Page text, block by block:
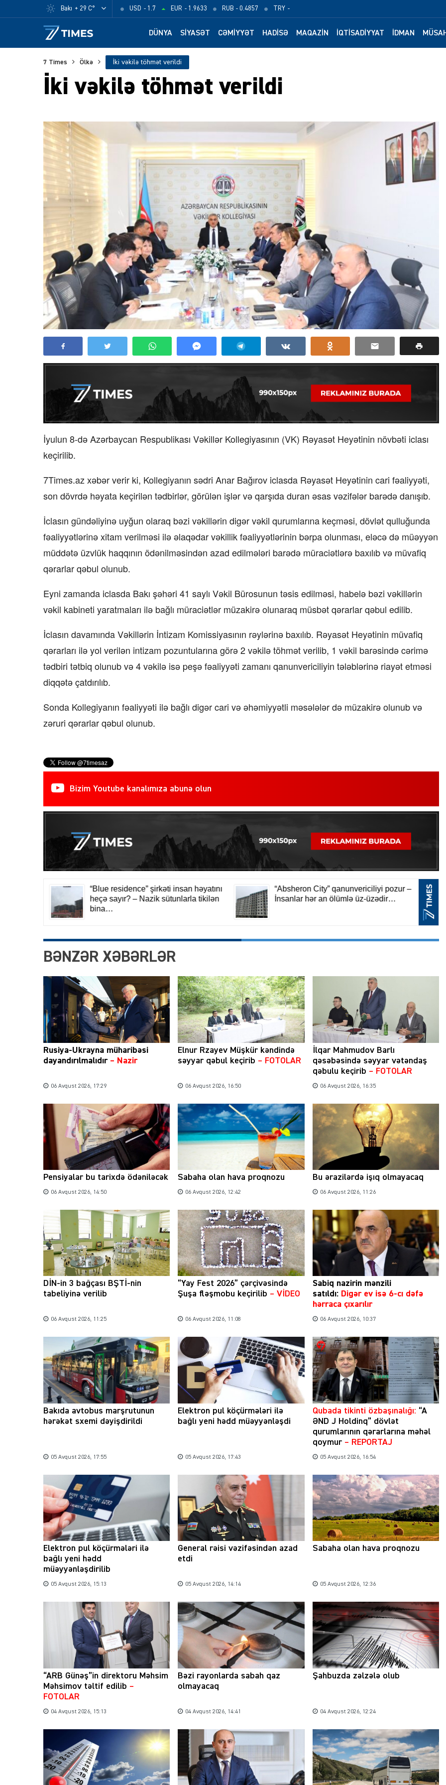
Bakı + 29 C° USD - 1.7 EUR - 1.9633 RUB - 0.4857 TRY -
DÜNYA SIYASƏT CƏMIYYƏT HADISƏ MAQAZIN İQTISADIYYAT İDMAN
7 Times Ölkə İki vəkilə töhmət verildi
İki vəkilə töhmət verildi
İyulun 8-də Azərbaycan Respublikası Vəkillər Kollegiyasının (VK) Rəyasət Heyətinin növbəti iclası
keçirilib.
7Times.az xəbər verir ki, Kollegiyanın sədri Anar Bağırov iclasda Rəyasət Heyətinin cari fəaliyyəti,
son dövrdə həyata keçirilən tədbirlər, görülən işlər və qarşıda duran əsas vəzifələr barədə danışıb.
İclasın gündəliyinə uyğun olaraq bəzi vəkillərin digər vəkil qurumlarına keçməsi, dövlət qulluğunda
fəaliyyətlərinə xitam verilməsi ilə əlaqədar vəkillik fəaliyyətlərinin bərpa olunması, eləcə də müəyyən
müddətə üzvlük haqqının ödənilməsindən azad edilmələri barədə müraciətlərə baxılıb və müvafiq
qərarlar qəbul olunub.
Eyni zamanda iclasda Bakı şəhəri 41 saylı Vəkil Bürosunun təsis edilməsi, habelə bəzi vəkillərin
vəkil kabineti yaratmaları ilə bağlı müraciətlər müzakirə olunaraq müsbət qərarlar qəbul edilib.
İclasın davamında Vəkillərin İntizam Komissiyasının rəylərinə baxılıb. Rəyasət Heyətinin müvafiq
qərarları ilə yol verilən intizam pozuntularına görə 2 vəkilə töhmət verilib, 1 vəkil barəsində cərimə
tədbiri tətbiq olunub və 4 vəkilə isə peşə fəaliyyəti zamanı qanunvericiliyin tələblərinə riayət etməsi
diqqətə çatdırılıb.
Sonda Kollegiyanın fəaliyyəti ilə bağlı digər cari və əhəmiyyətli məsələlər də müzakirə olunub və
zəruri qərarlar qəbul olunub.
Bizim Youtube kanalımıza abunə olun
BƏNZƏR XƏBƏRLƏR
Rusiya-Ukrayna müharibəsi
dayandırılmalıdır– Nazir
06 Avqust 2026, 17:29
Elnur Rzayev Müşkür kəndində
səyyar qəbul keçirib – FOTOLAR
06 Avqust 2026, 16:50
İlqar Mahmudov Barlı
qəsəbəsində səyyar vətəndaş
qəbulu keçirib – FOTOLAR
06 Avqust 2026, 16:35
Pensiyalar bu tarixdə ödəniləcək
06 Avqust 2026, 14:50
Sabaha olan hava proqnozu
06 Avqust 2026, 12:42
Bu ərazilərdə işıq olmayacaq
06 Avqust 2026, 11:26
DİN-in 3 bağçası BŞTİ-nin
tabeliyinə verilib
06 Avqust 2026, 11:25
“Yay Fest 2026” çərçivəsində
Şuşa fləşmobu keçirilib – VİDEO
06 Avqust 2026, 11:08
Sabiq nazirin mənzili
satıldı: Digər ev isə 6-cı dəfə
hərraca çıxarılır
06 Avqust 2026, 10:37
Bakıda avtobus marşrutunun
hərəkət sxemi dəyişdirildi
05 Avqust 2026, 17:55
Elektron pul köçürmələri ilə
bağlı yeni hədd müəyyənləşdi
05 Avqust 2026, 17:43
Qubada tikinti özbaşınalığı: “A
ƏND J Holdinq” dövlət
qurumlarının qərarlarına məhəl
qoymur – REPORTAJ
05 Avqust 2026, 16:54
Elektron pul köçürmələri ilə
bağlı yeni hədd
müəyyənləşdirilib
05 Avqust 2026, 15:13
General rəisi vəzifəsindən azad
etdi
05 Avqust 2026, 14:14
Sabaha olan hava proqnozu
05 Avqust 2026, 12:36
“ARB Günəş”in direktoru Məhsim
Məhsimov təltif edilib –
FOTOLAR
04 Avqust 2026, 15:13
Bəzi rayonlarda sabah qaz
olmayacaq
04 Avqust 2026, 14:41
Şahbuzda zəlzələ olub
04 Avqust 2026, 12:24
Şəhərsalma ili və qanunsuz tikintilər:
nəzarət mexanizmi haradadır?
01 İyun 2026, 11:28